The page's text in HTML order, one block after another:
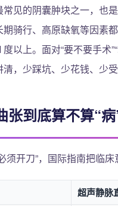
见的阴囊肿块之一，也
骑行、高原缺氧等因素
以上。面对“要不要手术
，少踩坑、少花钱、少
张到底算不算“
须开刀”，国际指南把临
超声静脉